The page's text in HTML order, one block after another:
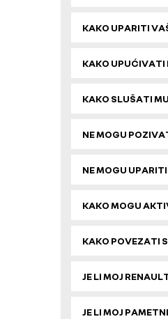
KAKO UPARITI
KAKO UPUĆIVATI
KAKO SLUŠATI
NE MOGU
NE MOGU
KAKO MOGU
KAKO POVEZATI
JE LI MOJ
JE LI MOJ